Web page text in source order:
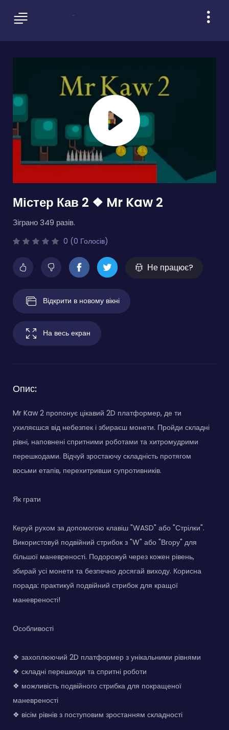
Містер Кав 2 ❖ Mr Kaw 2
Зіграно 349 разів.
0 (0 Голосів)
Не працює?
Відкрити в новому вікні
На весь екран
Опис:
Mr Kaw 2 пропонує цікавий 2D платформер, де ти
ухиляєшся від небезпек і збираєш монети. Пройди складні
рівні, наповнені спритними роботами та хитромудрими
перешкодами. Відчуй зростаючу складність протягом
восьми етапів, перехитривши супротивників.
Як грати
Керуй рухом за допомогою клавіш "WASD" або "Стрілки".
Використовуй подвійний стрибок з "W" або "Вгору" для
більшої маневреності. Подорожуй через кожен рівень,
збирай усі монети та безпечно досягай виходу. Корисна
порада: практикуй подвійний стрибок для кращої
маневреності!
Особливості
❖ захоплюючий 2D платформер з унікальними рівнями
❖ складні перешкоди та спритні роботи
❖ можливість подвійного стрибка для покращеної
маневреності
❖ вісім рівнів з поступовим зростанням складності